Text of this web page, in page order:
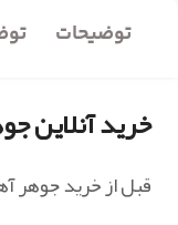
توضیحات
خرید آنلاین
قبل از خرید جوهر